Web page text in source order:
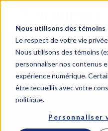
Nous utilisons des témoins
Le respect de votre vie
Nous utilisons des témoins
personnaliser nos contenus
expérience numérique.
être recueillis avec votre
politique.
Personnaliser
Nutanix
Bienvenue sur la
NOVIPRO